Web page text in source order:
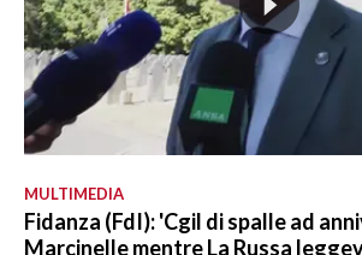
MULTIMEDIA
Fidanza (FdI): 'Cgil di spalle ad
Marcinelle mentre La Russa